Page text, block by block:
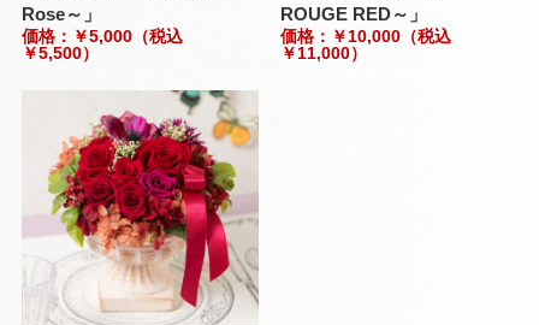
Rose～」
価格：￥5,000（税込
￥5,500）
ROUGE RED～」
価格：￥10,000（税込
￥11,000）